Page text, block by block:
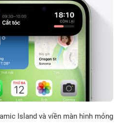
Island và viền màn hình mỏng